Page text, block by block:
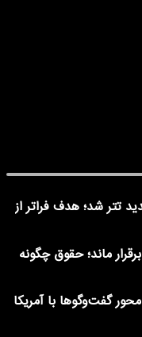
تتر شد؛ هدف فراتر از
ماند؛ حقوق چگونه
گفت‌وگوها با آمریکا